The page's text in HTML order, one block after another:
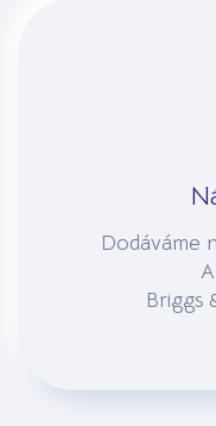
Dodáváme
Briggs